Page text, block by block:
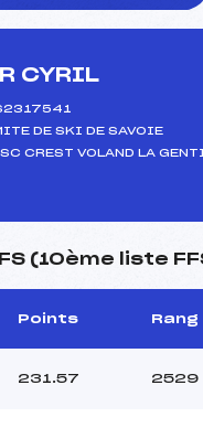
CYRIL
DE SKI DE SAVOIE
CREST VOLAND LA
(10ème liste
Points Rang
231.57 2529